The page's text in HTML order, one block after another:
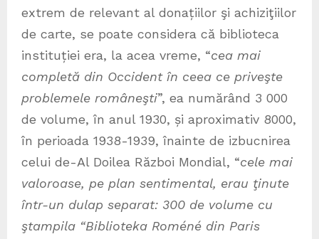
extrem de relevant al donațiilor şi achiziţiilor
de carte, se poate considera că biblioteca
instituției era, la acea vreme, “cea mai
completă din Occident în ceea ce priveşte
problemele româneşti”, ea numărând 3 000
de volume, în anul 1930, și aproximativ 8000,
în perioada 1938-1939, înainte de izbucnirea
celui de-Al Doilea Război Mondial, “cele mai
valoroase, pe plan sentimental, erau ţinute
într-un dulap separat: 300 de volume cu
ştampila “Biblioteka Roméné din Paris